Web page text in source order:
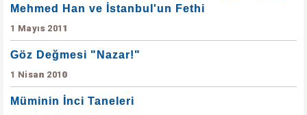
Mehmed Han ve İstanbul'un Fethi
1 Mayıs 2011
Göz Değmesi "Nazar!"
1 Nisan 2010
Müminin İnci Taneleri